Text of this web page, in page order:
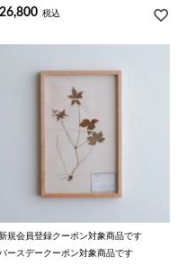
26,800 税込
規会員登録クーポン対象商品です
バースデークーポン対象商品です